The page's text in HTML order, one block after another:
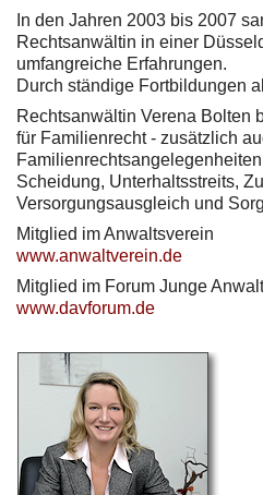
In den Jahren 2003 bis 2007
Rechtsanwältin in einer
umfangreiche Erfahrungen.
Durch ständige Fortbildungen
Rechtsanwältin Verena Bolten
für Familienrecht - zusätzlich
Scheidung, Unterhaltsstreits,
Versorgungsausgleich und
Mitglied im Anwaltsverein
www.anwaltverein.de
Mitglied im Forum Junge
www.davforum.de